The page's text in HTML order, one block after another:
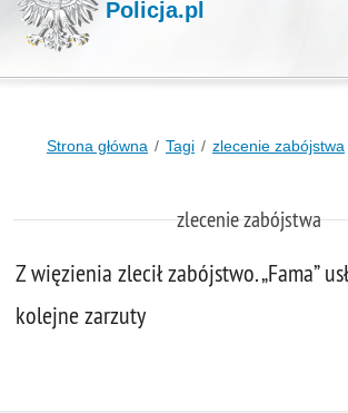
Policja.pl
Strona główna Tagi zlecenie zabójstwa
zlecenie zabójstwa
Z więzienia zlecił zabójstwo. „Fama”
kolejne zarzuty